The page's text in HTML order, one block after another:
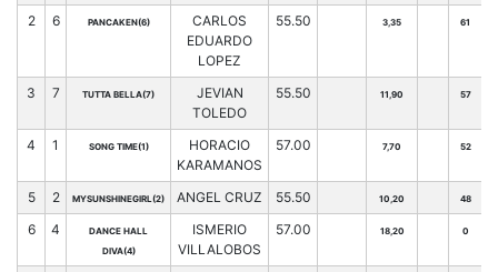
2 6 PANCAKEN(6)
CARLOS
EDUARDO
LOPEZ
55.50 3,35 61
3 7 TUTTA BELLA(7)
JEVIAN
TOLEDO
55.50 11,90 57
4 1 SONG TIME(1)
HORACIO
KARAMANOS
57.00 7,70 52
5 2 MYSUNSHINEGIRL(2) ANGEL CRUZ 55.50 10,20 48
6 4
DANCE HALL
DIVA(4)
ISMERIO
VILLALOBOS
57.00 18,20 0